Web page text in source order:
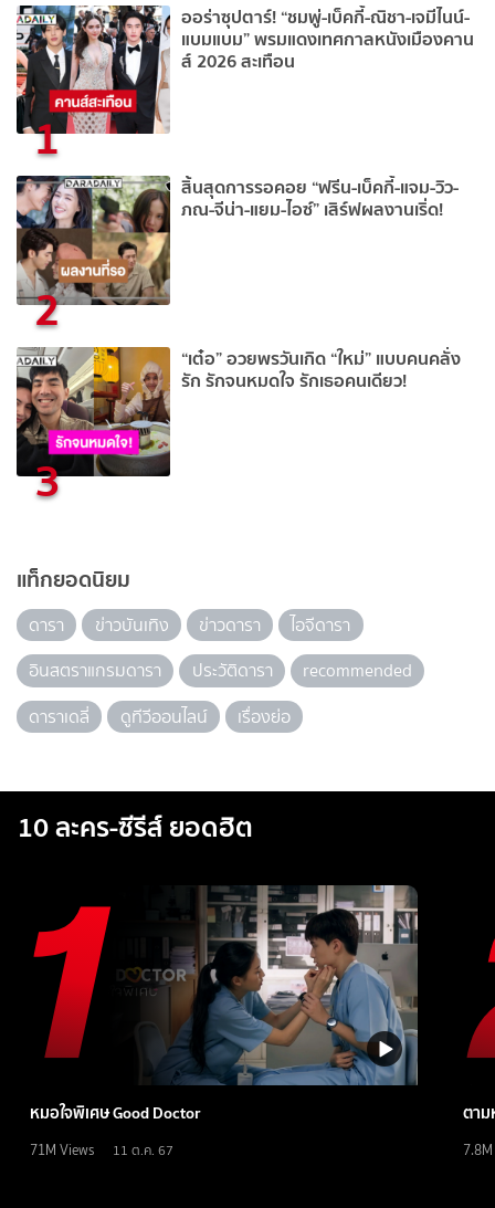
1
ออร่าซุปตาร์! “ชมพู่-เบ็คกี้-ณิชา-เจมีไนน์-
แบมแบม” พรมแดงเทศกาลหนังเมืองคาน
ส์ 2026 สะเทือน
2
สิ้นสุดการรอคอย “ฟรีน-เบ็คกี้-แจม-วิว-
ภณ-จีน่า-แยม-ไอซ์” เสิร์ฟผลงานเริ่ด!
3
“เต๋อ” อวยพรวันเกิด “ใหม่” แบบคนคลั่ง
รัก รักจนหมดใจ รักเธอคนเดียว!
แท็กยอดนิยม
ดารา ข่าวบันเทิง ข่าวดารา
ไอจีดารา
อินสตราแกรมดารา
ประวัติดารา
recommended
ดาราเดลี่
ดูทีวีออนไลน์ เรื่องย่อ
10 ละคร-ซีรีส์ ยอดฮิต
หมอใจพิเศษ Good Doctor
71M Views 11 ต.ค. 67
ตาม
7.8M